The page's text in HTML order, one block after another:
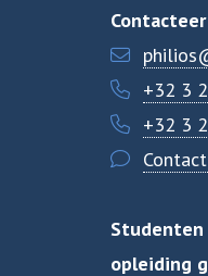
+32 3
+32 3
opleiding